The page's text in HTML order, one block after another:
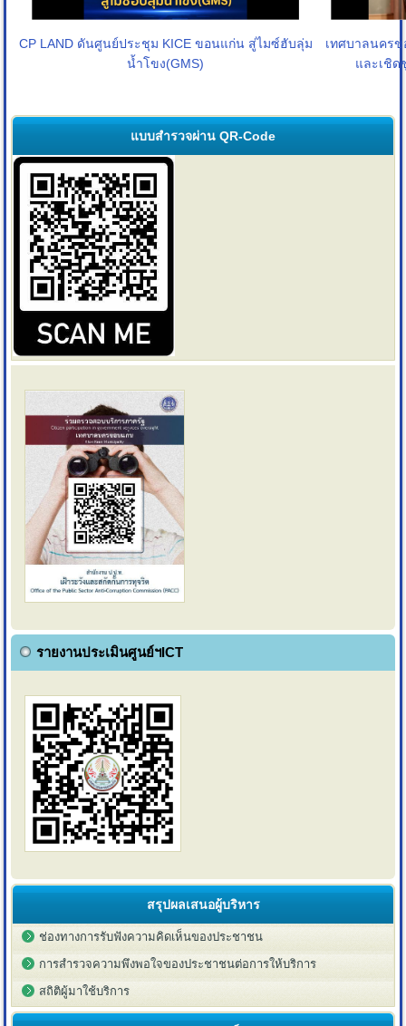
CP LAND ดันศูนย์ประชุม KICE ขอนแก่น สู่ไมซ์ฮับลุ่ม
น้ำโขง(GMS)
เทศบาลนคร
และเชิด
แบบสำรวจผ่าน QR-Code
รายงานประเมินศูนย์ฯICT
สรุปผลเสนอผู้บริหาร
ช่องทางการรับฟังความคิดเห็นของประชาชน
การสำรวจความพึงพอใจของประชาชนต่อการให้บริการ
สถิติผู้มาใช้บริการ